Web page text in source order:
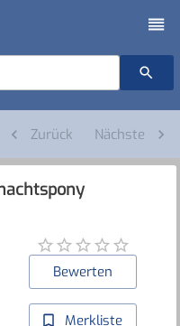
Zurück Nächste
Bewerten
Merkliste